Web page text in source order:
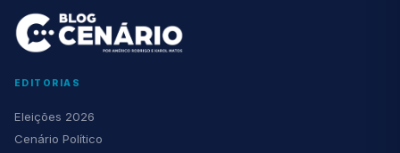
EDITORIAS
Eleições 2026
Cenário Político